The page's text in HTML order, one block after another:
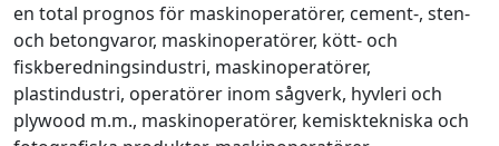
en total prognos för maskinoperatörer, cement-, sten-
och betongvaror, maskinoperatörer, kött- och
fiskberedningsindustri, maskinoperatörer,
plastindustri, operatörer inom sågverk, hyvleri och
plywood m.m., maskinoperatörer, kemisktekniska och